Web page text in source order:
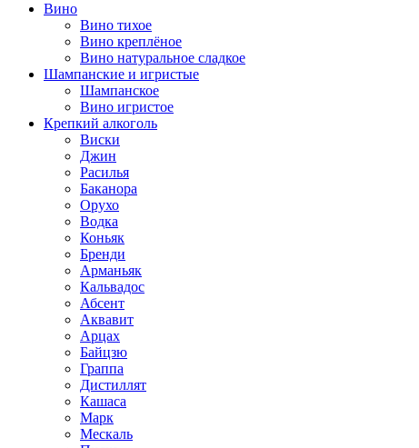
Вино
Вино тихое
Вино креплёное
Вино натуральное сладкое
Шампанские и игристые
Шампанское
Вино игристое
Крепкий алкоголь
Виски
Джин
Расилья
Баканора
Орухо
Водка
Коньяк
Бренди
Арманьяк
Кальвадос
Абсент
Аквавит
Арцах
Байцзю
Граппа
Дистиллят
Кашаса
Марк
Мескаль